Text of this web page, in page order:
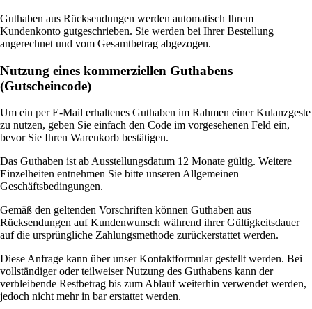
Guthaben aus Rücksendungen werden automatisch Ihrem
Kundenkonto gutgeschrieben. Sie werden bei Ihrer Bestellung
angerechnet und vom Gesamtbetrag abgezogen.
Nutzung eines kommerziellen Guthabens
(Gutscheincode)
Um ein per E-Mail erhaltenes Guthaben im Rahmen einer Kulanzgeste
zu nutzen, geben Sie einfach den Code im vorgesehenen Feld ein,
bevor Sie Ihren Warenkorb bestätigen.
Das Guthaben ist ab Ausstellungsdatum 12 Monate gültig. Weitere
Einzelheiten entnehmen Sie bitte unseren Allgemeinen
Geschäftsbedingungen.
Gemäß den geltenden Vorschriften können Guthaben aus
Rücksendungen auf Kundenwunsch während ihrer Gültigkeitsdauer
auf die ursprüngliche Zahlungsmethode zurückerstattet werden.
Diese Anfrage kann über unser Kontaktformular gestellt werden. Bei
vollständiger oder teilweiser Nutzung des Guthabens kann der
verbleibende Restbetrag bis zum Ablauf weiterhin verwendet werden,
jedoch nicht mehr in bar erstattet werden.